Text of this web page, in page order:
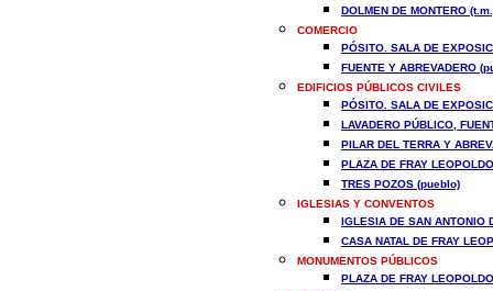
DOLMEN DE MONTERO
COMERCIO
PÓSITO. SALA DE
FUENTE Y ABREVADERO
EDIFICIOS PÚBLICOS CIVILES
PÓSITO. SALA DE
LAVADERO PÚBLICO,
PILAR DEL TERRA Y
PLAZA DE FRAY
TRES POZOS (pueblo)
IGLESIAS Y CONVENTOS
IGLESIA DE SAN ANTONIO
CASA NATAL DE FRAY
MONUMENTOS PÚBLICOS
PLAZA DE FRAY